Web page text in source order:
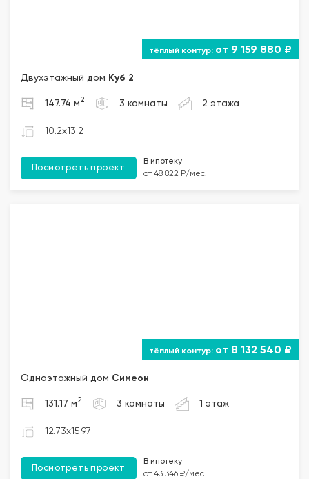
от 9 159 880 ₽
Двухэтажный дом Куб 2
147.74 м 2 3 комнаты 2 этажа
10.2x13.2
Посмотреть проект
В ипотеку
от 48 822 ₽/мес.
от 8 132 540 ₽
Одноэтажный дом Симеон
131.17 м 2 3 комнаты 1 этаж
12.73x15.97
Посмотреть проект
В ипотеку
от 43 346 ₽/мес.